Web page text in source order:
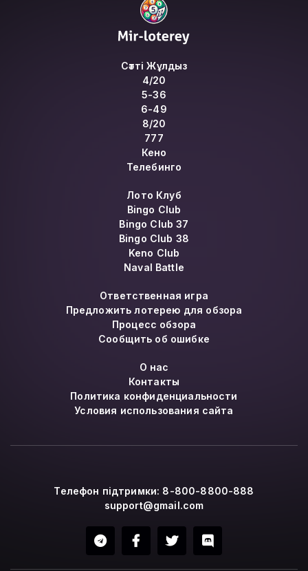
Сәтті Жұлдыз
4/20
5-36
6-49
8/20
777
Кено
Телебинго
Лото Клуб
Bingo Club
Bingo Club 37
Bingo Club 38
Keno Club
Naval Battle
Ответственная игра
Предложить лотерею для обзора
Процесс обзора
Сообщить об ошибке
О нас
Контакты
Политика конфиденциальности
Условия использования сайта
Телефон підтримки: 8-800-8800-888
support@gmail.com